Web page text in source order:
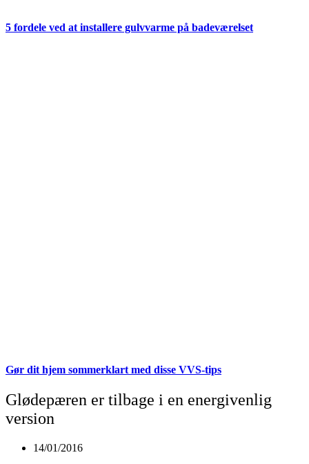
5 fordele ved at installere gulvvarme på badeværelset
Gør dit hjem sommerklart med disse VVS-tips
Glødepæren er tilbage i en energivenlig
version
14/01/2016